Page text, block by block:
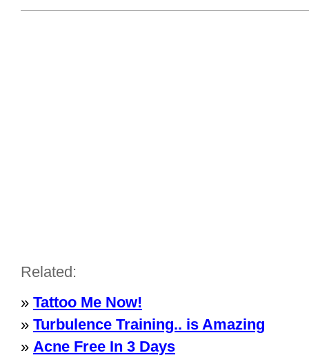
Related:
» Tattoo Me Now!
» Turbulence Training.. is Amazing
» Acne Free In 3 Days